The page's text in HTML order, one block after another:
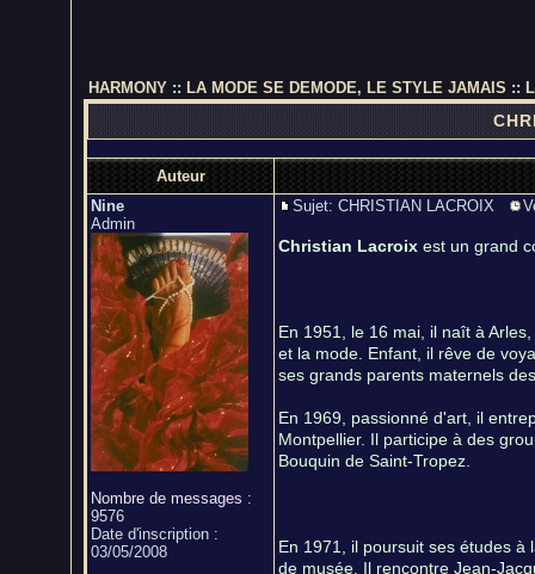
HARMONY :: LA MODE SE DEMODE, LE STYLE JAMAIS ::
Auteur
Nine
Admin
Nombre de messages :
9576
Date d'inscription :
03/05/2008
Sujet: CHRISTIAN LACROIX
Christian Lacroix est un grand
En 1951, le 16 mai, il naît à
et la mode. Enfant, il rêve de
ses grands parents maternels
En 1969, passionné d'art, il
Montpellier. Il participe à des
Bouquin de Saint-Tropez.
En 1971, il poursuit ses études
de musée. Il rencontre Jean-